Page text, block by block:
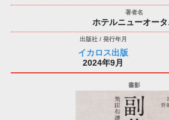
ホテルニューオータ
イカロス出版
2024年9月